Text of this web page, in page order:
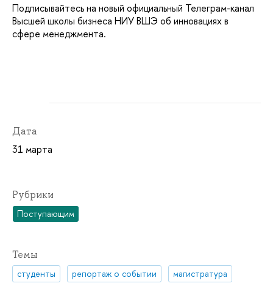
Подписывайтесь на новый официальный Телеграм-канал
Высшей школы бизнеса НИУ ВШЭ об инновациях в
сфере менеджмента.
Дата
31 марта
Рубрики
Поступающим
Темы
студенты репортаж о событии
магистратура